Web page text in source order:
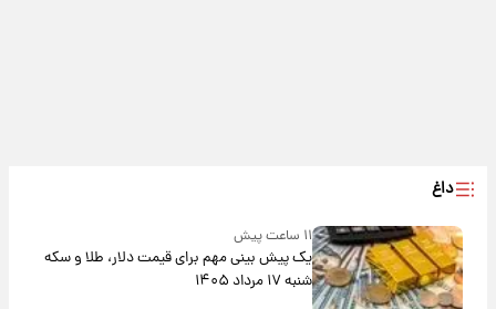
داغ
۱۱ ساعت پیش
یک پیش ‌بینی مهم برای قیمت دلار، طلا و سکه
شنبه ۱۷ مرداد ۱۴۰۵